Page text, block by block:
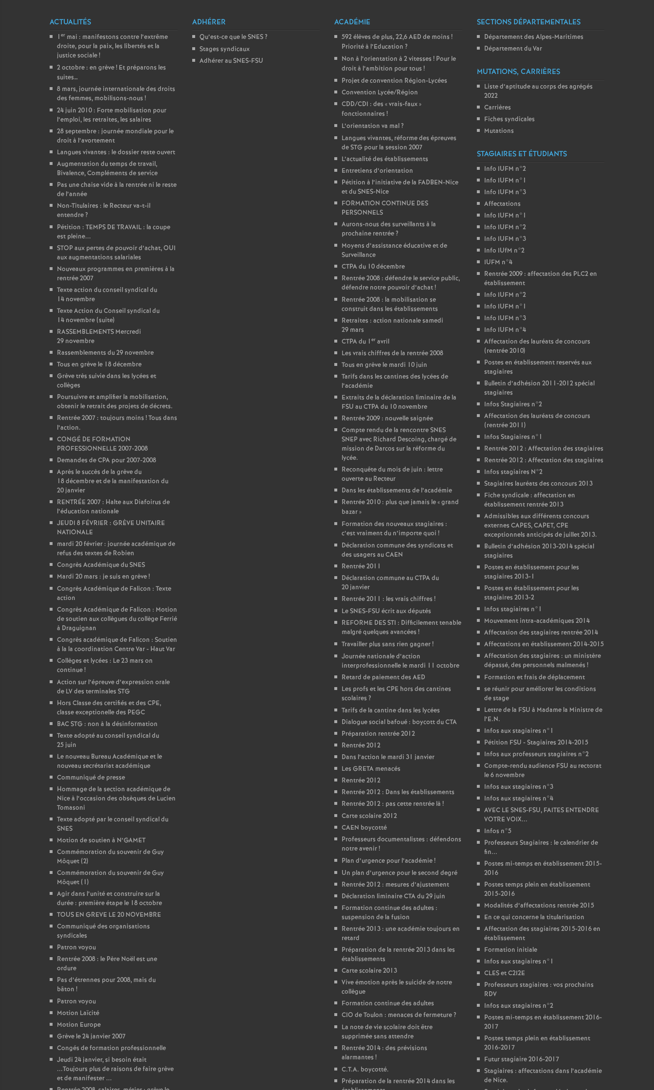
ACTUALITÉS
1 er mai : manifestons contre l’extrême
droite, pour la paix, les libertés et la
justice sociale!
2 octobre : en grève! Et préparons les
suites…
8 mars, journée internationale des droits
des femmes, mobilisons-nous !
24 juin 2010 : Forte mobilisation pour
l’emploi, les retraites, les salaires
28 septembre : journée mondiale pour le
droit à l’avortement
Langues vivantes : le dossier reste ouvert
Augmentation du temps de travail,
Bivalence, Compléments de service
Pas une chaise vide à la rentrée ni le reste
de l’année
Non-Titulaires : le Recteur va-t-il
entendre?
Pétition : TEMPS DE TRAVAIL : la coupe
est pleine...
STOP aux pertes de pouvoir d’achat, OUI
aux augmentations salariales
Nouveaux programmes en premières à la
rentrée 2007
Texte action du conseil syndical du
14 novembre
Texte Action du Conseil syndical du
14 novembre (suite)
RASSEMBLEMENTS Mercredi
29 novembre
Rassemblements du 29 novembre
Tous en grève le 18 décembre
Grève très suivie dans les lycées et
collèges
Poursuivre et amplifier la mobilisation,
obtenir le retrait des projets de décrets.
Rentrée 2007 : toujours moins ! Tous dans
l’action.
CONGÉ DE FORMATION
PROFESSIONNELLE 2007-2008
Demandes de CPA pour 2007-2008
Après le succès de la grève du
18 décembre et de la manifestation du
20 janvier
RENTRÉE 2007 : Halte aux Diafoirus de
l’éducation nationale
JEUDI 8 FÉVRIER : GRÈVE UNITAIRE
NATIONALE
mardi 20 février : journée académique de
refus des textes de Robien
Congrès Académique du SNES
Mardi 20 mars : je suis en grève!
Congrès Académique de Falicon : Texte
action
Congrès Académique de Falicon : Motion
de soutien aux collègues du collège Ferrié
à Draguignan
Congrès académique de Falicon : Soutien
à la la coordination Centre Var - Haut Var
Collèges et lycées : Le 23 mars on
continue!
Action sur l’épreuve d’expression orale
de LV des terminales STG
Hors Classe des certifiés et des CPE,
classe exceptionelle des PEGC
BAC STG : non à la désinformation
Texte adopté au conseil syndical du
25 juin
Le nouveau Bureau Académique et le
nouveau secrétariat académique
Communiqué de presse
Hommage de la section académique de
Nice à l’occasion des obsèques de Lucien
Tomasoni
Texte adopté par le conseil syndical du
SNES
Motion de soutien à N’GAMET
Commémoration du souvenir de Guy
Môquet (2)
Commémoration du souvenir de Guy
Môquet (1)
Agir dans l’unité et construire sur la
durée : première étape le 18 octobre
TOUS EN GREVE LE 20 NOVEMBRE
Communiqué des organisations
syndicales
Patron voyou
Rentrée 2008 : le Père Noël est une
ordure
Pas d’étrennes pour 2008, mais du
bâton !
Patron voyou
Motion Laïcité
Motion Europe
Grève le 24 janvier 2007
Congés de formation professionnelle
Jeudi 24 janvier, si besoin était
...Toujours plus de raisons de faire grève
et de manifester ...
ADHÉRER
Qu’est-ce que le SNES?
Stages syndicaux
Adhérer au SNES-FSU
ACADÉMIE
592 élèves de plus, 22,6 AED de moins !
Priorité à l’Education ?
Non à l’orientation à 2 vitesses ! Pour le
droit à l’ambition pour tous !
Projet de convention Région-Lycées
Convention Lycée/Région
CDD/CDI : des «vrais-faux»
fonctionnaires !
L’orientation va mal?
Langues vivantes, réforme des épreuves
de STG pour la session 2007
L’actualité des établissements
Entretiens d’orientation
Pétition à l’initiative de la FADBEN-Nice
et du SNES-Nice
FORMATION CONTINUE DES
PERSONNELS
Aurons-nous des surveillants à la
prochaine rentrée?
Moyens d’assistance éducative et de
Surveillance
CTPA du 10 décembre
Rentrée 2008 : défendre le service public,
défendre notre pouvoir d’achat!
Rentrée 2008 : la mobilisation se
construit dans les établissements
Retraites : action nationale samedi
29 mars
CTPA du 1 er avril
Les vrais chiffres de la rentrée 2008
Tous en grève le mardi 10 juin
Tarifs dans les cantines des lycées de
l’académie
Extraits de la déclaration liminaire de la
FSU au CTPA du 10 novembre
Rentrée 2009 : nouvelle saignée
Compte rendu de la rencontre SNES
SNEP avec Richard Descoing, chargé de
mission de Darcos sur la réforme du
lycée.
Reconquête du mois de juin : lettre
ouverte au Recteur
Dans les établissements de l’académie
Rentrée 2010 : plus que jamais le «grand
bazar»
Formation des nouveaux stagiaires :
c’est vraiment du n’importe quoi !
Déclaration commune des syndicats et
des usagers au CAEN
Rentrée 2011
Déclaration commune au CTPA du
20 janvier
Rentrée 2011 : les vrais chiffres !
Le SNES-FSU écrit aux députés
REFORME DES STI : Difficilement tenable
malgré quelques avancées !
Travailler plus sans rien gagner!
Journée nationale d’action
interprofessionnelle le mardi 11 octobre
Retard de paiement des AED
Les profs et les CPE hors des cantines
scolaires ?
Tarifs de la cantine dans les lycées
Dialogue social bafoué : boycott du CTA
Préparation rentrée 2012
Rentrée 2012
Dans l’action le mardi 31 janvier
Les GRETA menacés
Rentrée 2012
Rentrée 2012 : Dans les établissements
Rentrée 2012 : pas cette rentrée là !
Carte scolaire 2012
CAEN boycotté
Professeurs documentalistes : défendons
notre avenir!
Plan d’urgence pour l’académie!
Un plan d’urgence pour le second degré
Rentrée 2012 : mesures d’ajustement
Déclaration liminaire CTA du 29 juin
Formation continue des adultes :
suspension de la fusion
Rentrée 2013 : une académie toujours en
retard
Préparation de la rentrée 2013 dans les
établissements
Carte scolaire 2013
Vive émotion après le suicide de notre
collègue
Formation continue des adultes
CIO de Toulon : menaces de fermeture?
La note de vie scolaire doit être
supprimée sans attendre
Rentrée 2014 : des prévisions
alarmantes !
C.T.A. boycotté.
Préparation de la rentrée 2014 dans les
SECTIONS DÉPARTEMENTALES
Département des Alpes-Maritimes
Département du Var
MUTATIONS, CARRIÈRES
Liste d’aptitude au corps des agrégés
2022
Carrières
Fiches syndicales
Mutations
STAGIAIRES ET ÉTUDIANTS
Info IUFM n°2
Info IUFM n°1
Info IUFM n°3
Affectations
Info IUFM n°1
Info IUFM n°2
Info IUFM n°3
Info IUfM n°2
IUFM n°4
Rentrée 2009 : affectation des PLC2 en
établissement
Info IUFM n°2
Info IUFM n°1
Info IUFM n°3
Info IUFM n°4
Affectation des lauréats de concours
(rentrée 2010)
Postes en établissement reservés aux
stagiaires
Bulletin d’adhésion 2011-2012 spécial
stagiaires
Infos Stagiaires n°2
Affectation des lauréats de concours
(rentrée 2011)
Infos Stagiaires n°1
Rentrée 2012 : Affectation des stagiaires
Rentrée 2012 : Affectation des stagiaires
Infos stagiaires N°2
Stagiaires lauréats des concours 2013
Fiche syndicale : affectation en
établissement rentrée 2013
Admissibles aux différents concours
externes CAPES, CAPET, CPE
exceptionnels anticipés de juillet 2013.
Bulletin d’adhésion 2013-2014 spécial
stagiaires
Postes en établissement pour les
stagiaires 2013-1
Postes en établissement pour les
stagiaires 2013-2
Infos stagiaires n°1
Mouvement intra-académiques 2014
Affectation des stagiaires rentrée 2014
Affectations en établissement 2014-2015
Affectation des stagiaires : un ministère
dépassé, des personnels malmenés !
Formation et frais de déplacement
se réunir pour améliorer les conditions
de stage
Lettre de la FSU à Madame la Ministre de
l’E.N.
Infos aux stagiaires n°1
Pétition FSU - Stagiaires 2014-2015
Infos aux professeurs stagiaires n°2
Compte-rendu audience FSU au rectorat
le 6 novembre
Infos aux stagiaires n°3
Infos aux stagiaires n°4
AVEC LE SNES-FSU, FAITES ENTENDRE
VOTRE VOIX...
Infos n°5
Professeurs Stagiaires : le calendrier de
fin...
Postes mi-temps en établissement 2015-
2016
Postes temps plein en établissement
2015-2016
Modalités d’affectations rentrée 2015
En ce qui concerne la titularisation
Affectation des stagiaires 2015-2016 en
établissement
Formation initiale
Infos aux stagiaires n°1
CLES et C2I2E
Professeurs stagiaires : vos prochains
RDV
Infos aux stagiaires n°2
Postes mi-temps en établissement 2016-
2017
Postes temps plein en établissement
2016-2017
Futur stagiaire 2016-2017
Stagiaires : affectations dans l’académie
de Nice.